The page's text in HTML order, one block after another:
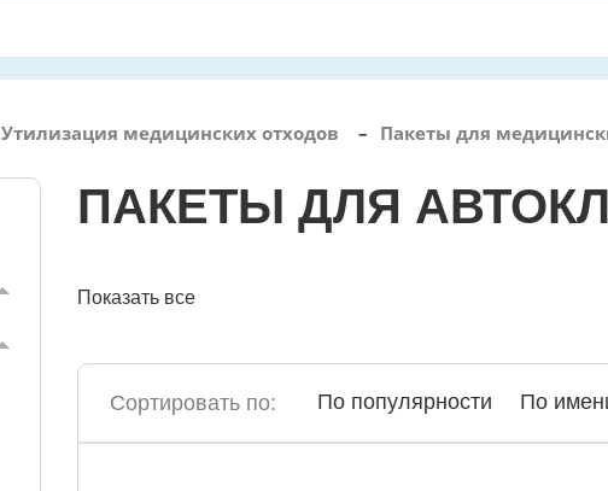
Утилизация медицинских отходов – Пакеты для
ПАКЕТЫ ДЛЯ
Показать все
Сортировать по: По популярности По